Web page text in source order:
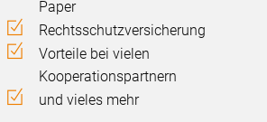
Paper
Rechtsschutzversicherung
Vorteile bei vielen
Kooperationspartnern
und vieles mehr